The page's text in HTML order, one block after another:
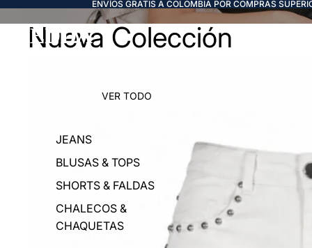
ENVÍOS GRATIS A COLOMBIA POR COMPRAS
FREDDA
VER TODO
JEANS
BLUSAS & TOPS
SHORTS & FALDAS
CHALECOS &
CHAQUETAS
Nueva Colección